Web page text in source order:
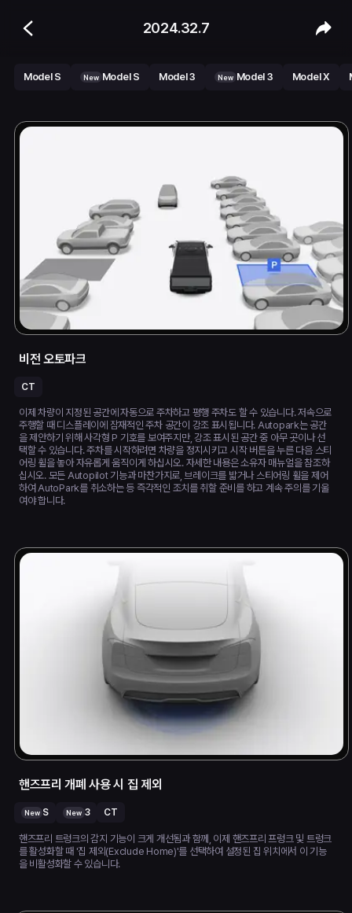
2024.32.7
Model S New Model S Model 3 New Model 3 Model X
비전 오토파크
CT
이제 차량이 지정된 공간에 자동으로 주차하고 평행 주차도 할 수 있습니다. 저속으로
주행할 때 디스플레이에 잠재적인 주차 공간이 강조 표시됩니다. Autopark는 공간
을 제안하기 위해 사각형 P 기호를 보여주지만, 강조 표시된 공간 중 아무 곳이나 선
택할 수 있습니다. 주차를 시작하려면 차량을 정지시키고 시작 버튼을 누른 다음 스티
어링 휠을 놓아 자유롭게 움직이게 하십시오. 자세한 내용은 소유자 매뉴얼을 참조하
십시오. 모든 Autopilot 기능과 마찬가지로, 브레이크를 밟거나 스티어링 휠을 제어
하여 AutoPark를 취소하는 등 즉각적인 조치를 취할 준비를 하고 계속 주의를 기울
여야 합니다.
핸즈프리 개폐 사용 시 집 제외
New S New 3 CT
핸즈프리 트렁크의 감지 기능이 크게 개선됨과 함께, 이제 핸즈프리 프렁크 및 트렁크
를 활성화할 때 '집 제외(Exclude Home)'를 선택하여 설정된 집 위치에서 이 기능
을 비활성화할 수 있습니다.